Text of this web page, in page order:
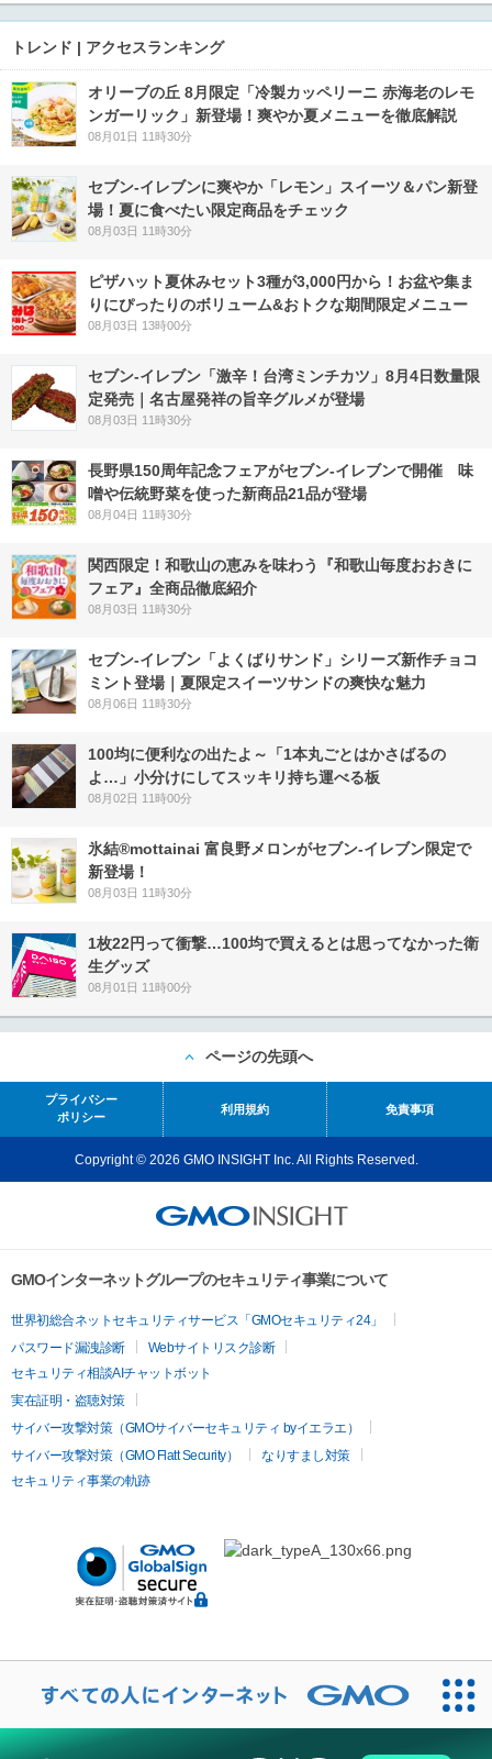
トレンド | アクセスランキング
オリーブの丘 8月限定「冷製カッペリーニ 赤海老のレモ
ンガーリック」新登場！爽やか夏メニューを徹底解説
08月01日 11時30分
セブン‐イレブンに爽やか「レモン」スイーツ＆パン新登
場！夏に食べたい限定商品をチェック
08月03日 11時30分
ピザハット夏休みセット3種が3,000円から！お盆や集ま
りにぴったりのボリューム&おトクな期間限定メニュー
08月03日 13時00分
セブン-イレブン「激辛！台湾ミンチカツ」8月4日数量限
定発売｜名古屋発祥の旨辛グルメが登場
08月03日 11時30分
長野県150周年記念フェアがセブン-イレブンで開催 味
噌や伝統野菜を使った新商品21品が登場
08月04日 11時30分
関西限定！和歌山の恵みを味わう『和歌山毎度おおきに
フェア』全商品徹底紹介
08月03日 11時30分
セブン‐イレブン「よくばりサンド」シリーズ新作チョコ
ミント登場｜夏限定スイーツサンドの爽快な魅力
08月06日 11時30分
100均に便利なの出たよ～「1本丸ごとはかさばるの
よ…」小分けにしてスッキリ持ち運べる板
08月02日 11時00分
氷結®mottainai 富良野メロンがセブン‐イレブン限定で
新登場！
08月03日 11時30分
1枚22円って衝撃…100均で買えるとは思ってなかった衛
生グッズ
08月01日 11時00分
ページの先頭へ
プライバシー
ポリシー
利用規約 免責事項
Copyright © 2026 GMO INSIGHT Inc. All Rights Reserved.
GMOインターネットグループのセキュリティ事業について
世界初総合ネットセキュリティサービス「GMOセキュリティ24」
パスワード漏洩診断
Webサイトリスク診断
セキュリティ相談AIチャットボット
実在証明・盗聴対策
サイバー攻撃対策（GMOサイバーセキュリティ byイエラエ）
サイバー攻撃対策（GMO Flatt Security）
なりすまし対策
セキュリティ事業の軌跡